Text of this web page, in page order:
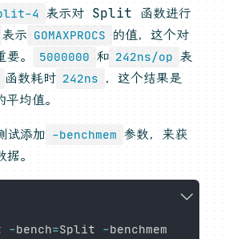
4 表示对 Split 函数进行
表示 GOMAXPROCS
的值，这个对
。
5000000 和 242ns/op 表
函数耗时 242ns ，这个结果是
均值。
试添加 -benchmem 参数，来获
。
-bench=Split -benchmem